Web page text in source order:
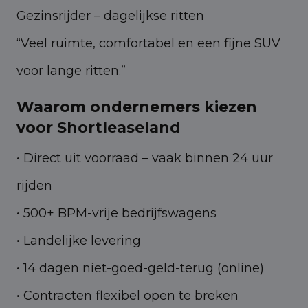
Gezinsrijder – dagelijkse ritten
“Veel ruimte, comfortabel en een fijne SUV
voor lange ritten.”
Waarom ondernemers kiezen
voor Shortleaseland
• Direct uit voorraad – vaak binnen 24 uur
rijden
• 500+ BPM-vrije bedrijfswagens
• Landelijke levering
• 14 dagen niet-goed-geld-terug (online)
• Contracten flexibel open te breken